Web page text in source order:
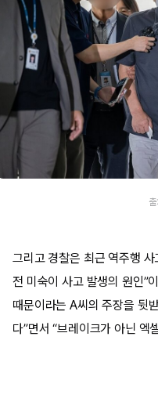
그리고 경찰은 최근 역주행
전 미숙이 사고 발생의 원인”
때문이라는 A씨의 주장을 뒷
다”면서 “브레이크가 아닌 엑